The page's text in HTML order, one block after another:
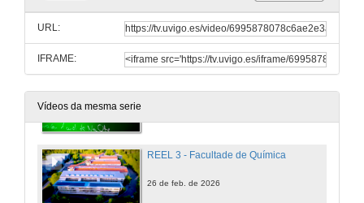
URL:
IFRAME:
Vídeos da mesma serie
24 de feb. de 2026
REEL 3 - Facultade de Química
26 de feb. de 2026